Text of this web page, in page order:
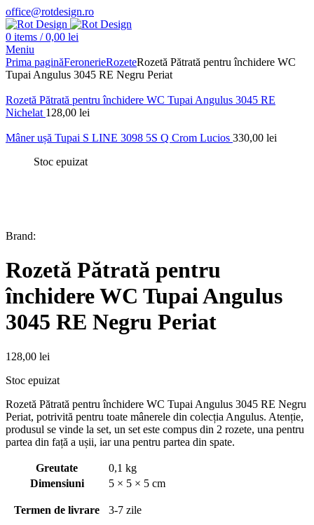
office@rotdesign.ro
0 items / 0,00 lei
Meniu
Prima paginăFeronerieRozeteRozetă Pătrată pentru închidere WC
Tupai Angulus 3045 RE Negru Periat
Rozetă Pătrată pentru închidere WC Tupai Angulus 3045 RE
Nichelat 128,00 lei
Mâner ușă Tupai S LINE 3098 5S Q Crom Lucios 330,00 lei
Stoc epuizat
Brand:
Rozetă Pătrată pentru
închidere WC Tupai Angulus
3045 RE Negru Periat
128,00 lei
Stoc epuizat
Rozetă Pătrată pentru închidere WC Tupai Angulus 3045 RE Negru
Periat, potrivită pentru toate mânerele din colecția Angulus. Atenție,
produsul se vinde la set, un set este compus din 2 rozete, una pentru
partea din față a ușii, iar una pentru partea din spate.
Greutate
0,1 kg
Dimensiuni
5 × 5 × 5 cm
Termen de livrare 3-7 zile